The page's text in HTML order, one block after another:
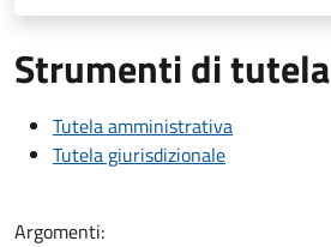
Strumenti di tutela
Tutela amministrativa
Tutela giurisdizionale
Argomenti: